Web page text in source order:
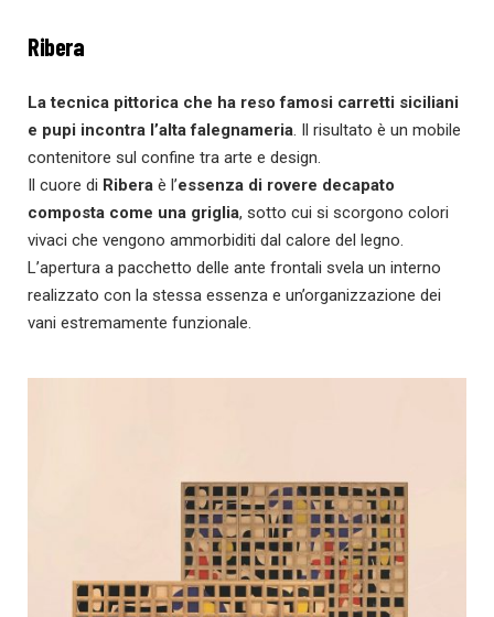
Ribera
La tecnica pittorica che ha reso famosi carretti siciliani
e pupi incontra l’alta falegnameria. Il risultato è un mobile
contenitore sul confine tra arte e design.
Il cuore di Ribera è l’essenza di rovere decapato
composta come una griglia, sotto cui si scorgono colori
vivaci che vengono ammorbiditi dal calore del legno.
L’apertura a pacchetto delle ante frontali svela un interno
realizzato con la stessa essenza e un’organizzazione dei
vani estremamente funzionale.